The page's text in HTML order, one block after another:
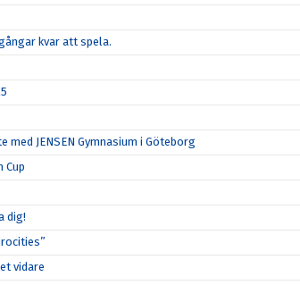
kvar att spela.
JENSEN Gymnasium i Göteborg
Cup
dig!
vidare